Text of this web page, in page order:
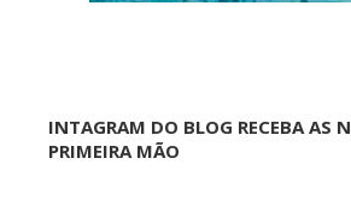
INTAGRAM DO BLOG RECEBA AS
PRIMEIRA MÃO